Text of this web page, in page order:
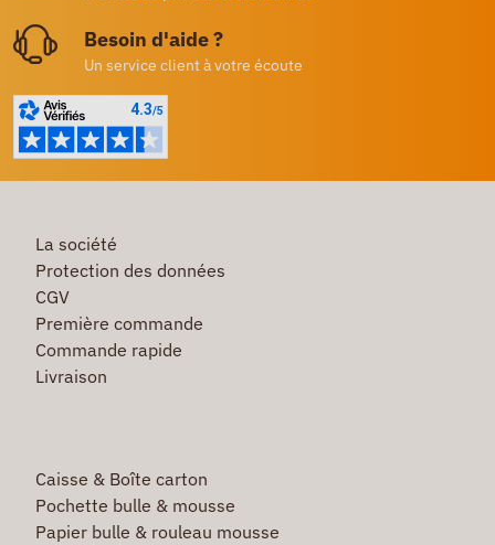
Besoin d'aide ?
Un service client à votre écoute
La société
Protection des données
CGV
Première commande
Commande rapide
Livraison
Caisse & Boîte carton
Pochette bulle & mousse
Papier bulle & rouleau mousse